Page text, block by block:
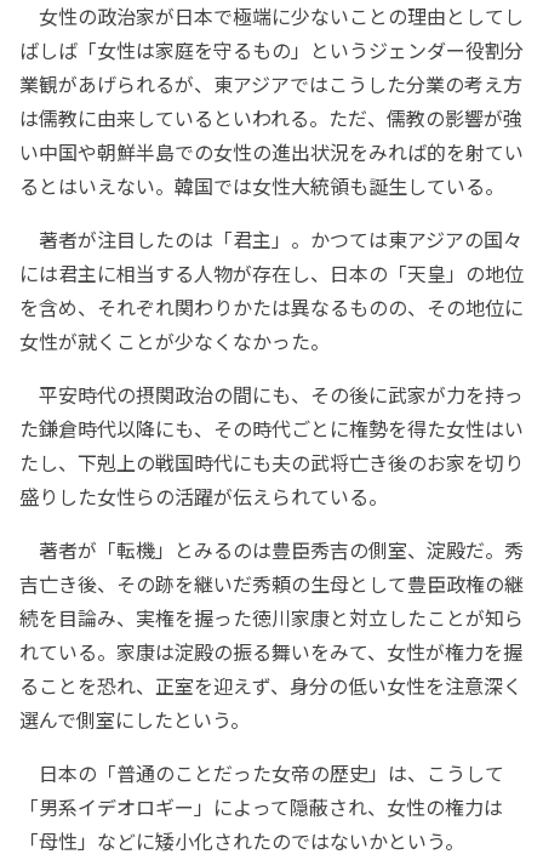
女性の政治家が日本で極端に少ないことの理由としてし
ばしば「女性は家庭を守るもの」というジェンダー役割分
業観があげられるが、東アジアではこうした分業の考え方
は儒教に由来しているといわれる。ただ、儒教の影響が強
い中国や朝鮮半島での女性の進出状況をみれば的を射てい
るとはいえない。韓国では女性大統領も誕生している。
著者が注目したのは「君主」。かつては東アジアの国々
には君主に相当する人物が存在し、日本の「天皇」の地位
を含め、それぞれ関わりかたは異なるものの、その地位に
女性が就くことが少なくなかった。
平安時代の摂関政治の間にも、その後に武家が力を持っ
た鎌倉時代以降にも、その時代ごとに権勢を得た女性はい
たし、下剋上の戦国時代にも夫の武将亡き後のお家を切り
盛りした女性らの活躍が伝えられている。
著者が「転機」とみるのは豊臣秀吉の側室、淀殿だ。秀
吉亡き後、その跡を継いだ秀頼の生母として豊臣政権の継
続を目論み、実権を握った徳川家康と対立したことが知ら
れている。家康は淀殿の振る舞いをみて、女性が権力を握
ることを恐れ、正室を迎えず、身分の低い女性を注意深く
選んで側室にしたという。
日本の「普通のことだった女帝の歴史」は、こうして
「男系イデオロギー」によって隠蔽され、女性の権力は
「母性」などに矮小化されたのではないかという。